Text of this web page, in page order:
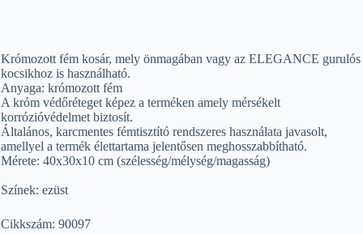
Krómozott fém kosár, mely önmagában vagy az ELEGANCE gurulós
kocsikhoz is használható.
Anyaga: krómozott fém
A króm védőréteget képez a terméken amely mérsékelt
korrózióvédelmet biztosít.
Általános, karcmentes fémtisztító rendszeres használata javasolt,
amellyel a termék élettartama jelentősen meghosszabbítható.
Mérete: 40x30x10 cm (szélesség/mélység/magasság)
Színek: ezüst
Cikkszám: 90097